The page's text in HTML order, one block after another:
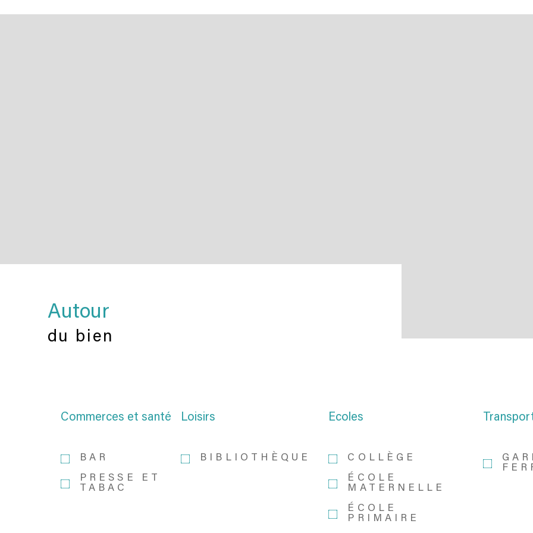
Autour
du bien
Commerces et santé
BAR
PRESSE ET
TABAC
Loisirs
BIBLIOTHÈQUE
Ecoles
COLLÈGE
ÉCOLE
MATERNELLE
ÉCOLE
PRIMAIRE